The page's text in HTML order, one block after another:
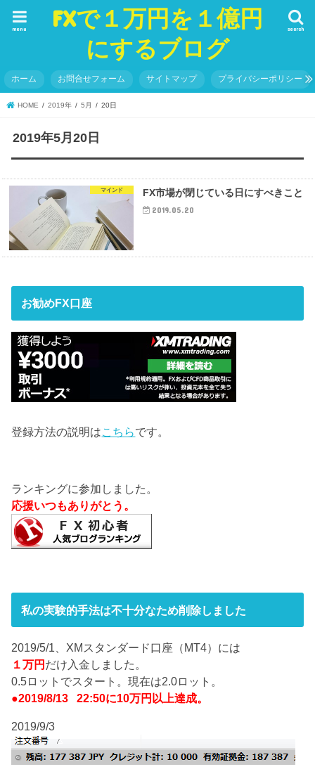
FXで１万円を１億円
にするブログ
search
menu
ホーム お問合せフォーム サイトマップ プライバシーポリシー
HOME 2019年 5月 20日
2019年5月20日
マインド FX市場が閉じている日にすべきこと
2019.05.20
お勧めFX口座
登録方法の説明はこちらです。
ランキングに参加しました。
応援いつもありがとう。
私の実験的手法は不十分なため削除しました
2019/5/1、XMスタンダード口座（MT4）には
１万円 だけ入金しました。
0.5ロットでスタート。現在は2.0ロット。
●2019/8/13 22:50に10万円以上達成。
2019/9/3